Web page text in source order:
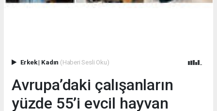
Erkek| Kadın (Haberi Sesli Oku)
Avrupa’daki çalışanların
yüzde 55’i evcil hayvan